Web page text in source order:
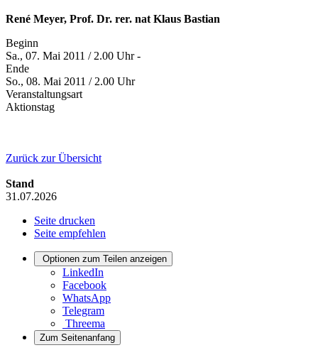
René Meyer, Prof. Dr. rer. nat Klaus Bastian
Beginn
Sa., 07. Mai 2011 / 2.00 Uhr -
Ende
So., 08. Mai 2011 / 2.00 Uhr
Veranstaltungsart
Aktionstag
Zurück zur Übersicht
Stand
31.07.2026
Seite drucken
Seite empfehlen
Optionen zum Teilen anzeigen
LinkedIn
Facebook
WhatsApp
Telegram
Threema
Zum Seitenanfang